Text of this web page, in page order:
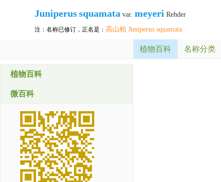
Juniperussquamata var. meyeri Rehder
注：名称已修订，正名是： 高山柏 Juniperus squamata
植物百科 名称分类
植物百科
微百科